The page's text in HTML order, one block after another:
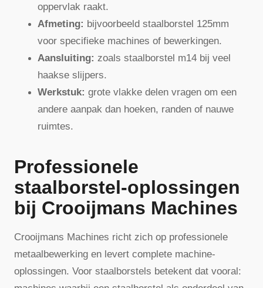
oppervlak raakt.
Afmeting: bijvoorbeeld staalborstel 125mm
voor specifieke machines of bewerkingen.
Aansluiting: zoals staalborstel m14 bij veel
haakse slijpers.
Werkstuk: grote vlakke delen vragen om een
andere aanpak dan hoeken, randen of nauwe
ruimtes.
Professionele
staalborstel-oplossingen
bij Crooijmans Machines
Crooijmans Machines richt zich op professionele
metaalbewerking en levert complete machine-
oplossingen. Voor staalborstels betekent dat vooral: